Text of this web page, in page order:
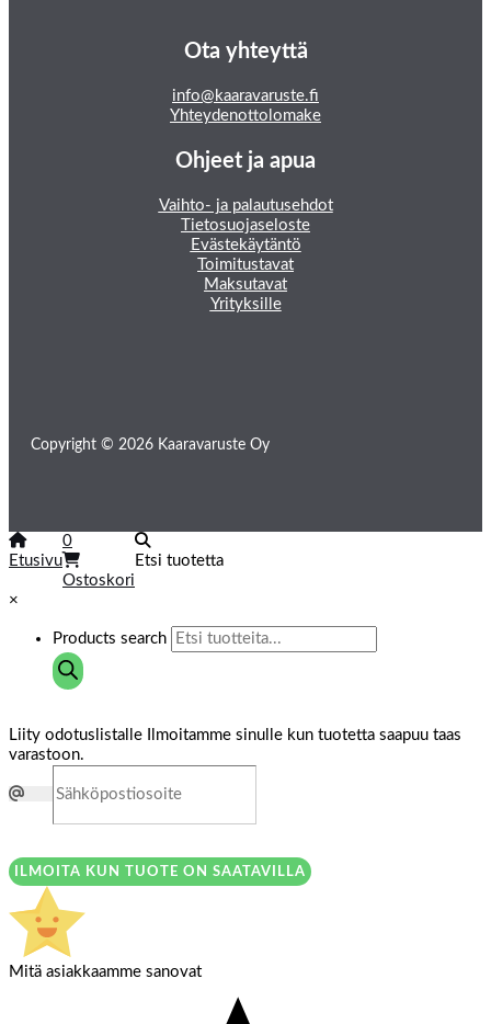
Ota yhteyttä
info@kaaravaruste.fi
Yhteydenottolomake
Ohjeet ja apua
Vaihto- ja palautusehdot
Tietosuojaseloste
Evästekäytäntö
Toimitustavat
Maksutavat
Yrityksille
Copyright © 2026 Kaaravaruste Oy
Etusivu
0
Ostoskori
Etsi tuotetta
×
Products search
Liity odotuslistalle
Ilmoitamme sinulle kun tuotetta saapuu taas
varastoon.
ILMOITA KUN TUOTE ON SAATAVILLA
Mitä asiakkaamme sanovat